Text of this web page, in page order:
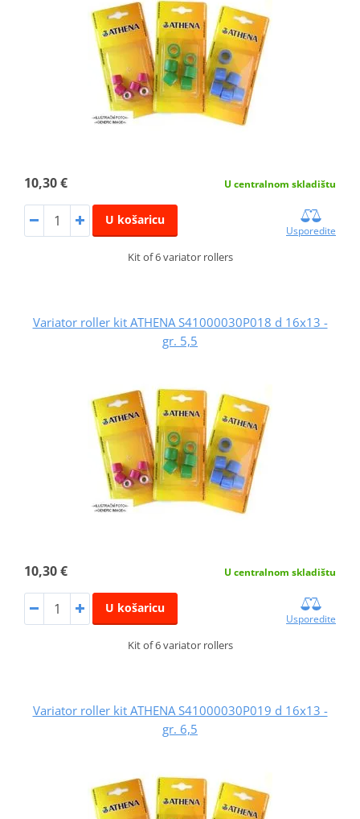
10,30 € U centralnom skladištu
U košaricu
Usporedite
Kit of 6 variator rollers
Variator roller kit ATHENA S41000030P018 d 16x13 -
gr. 5,5
10,30 € U centralnom skladištu
U košaricu
Usporedite
Kit of 6 variator rollers
Variator roller kit ATHENA S41000030P019 d 16x13 -
gr. 6,5